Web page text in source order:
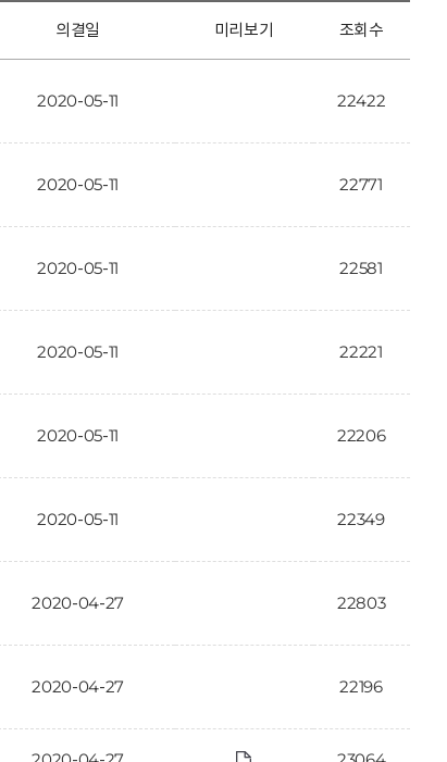
의결일 미리보기 조회수
2020-05-11 22422
2020-05-11 22771
2020-05-11 22581
2020-05-11 22221
2020-05-11 22206
2020-05-11 22349
2020-04-27 22803
2020-04-27 22196